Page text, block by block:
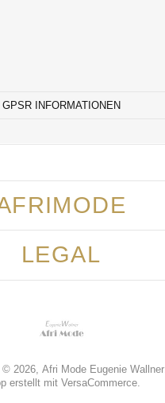
GPSR INFORMATIONEN
LEGAL
2026, Afri Mode Eugenie Wallner.
erstellt mit VersaCommerce.